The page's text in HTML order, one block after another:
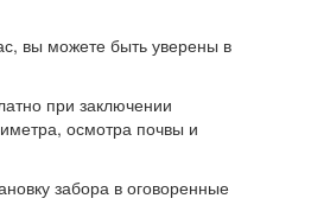
вы можете быть уверены в
при заключении
осмотра почвы и
забора в оговоренные